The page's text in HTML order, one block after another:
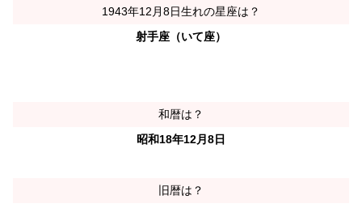
1943年12月8日生れの星座は？
射手座（いて座）
和暦は？
昭和18年12月8日
旧暦は？